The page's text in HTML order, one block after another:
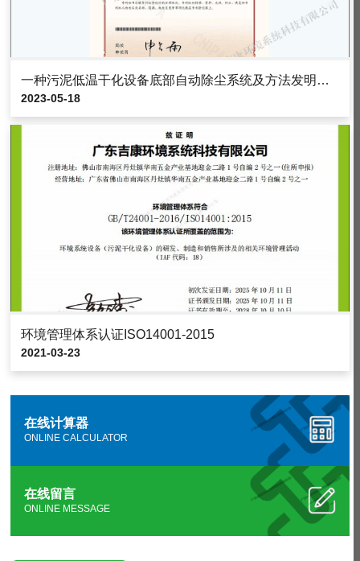
一种污泥低温干化设备底部自动除尘系统及方法发明专利证书
2023-05-18
环境管理体系认证ISO14001-2015
2021-03-23
在线计算器
ONLINE CALCULATOR
在线留言
ONLINE MESSAGE